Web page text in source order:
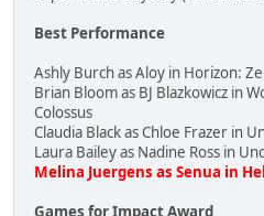
Best Performance
Ashly Burch as Aloy in Horizon:
Brian Bloom as BJ Blazkowicz in
Colossus
Claudia Black as Chloe Frazer in
Laura Bailey as Nadine Ross in
Melina Juergens as Senua in
Games for Impact Award